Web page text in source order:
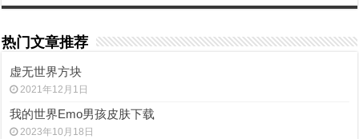
热门文章推荐
虚无世界方块
2021年12月1日
我的世界Emo男孩皮肤下载
2023年10月18日